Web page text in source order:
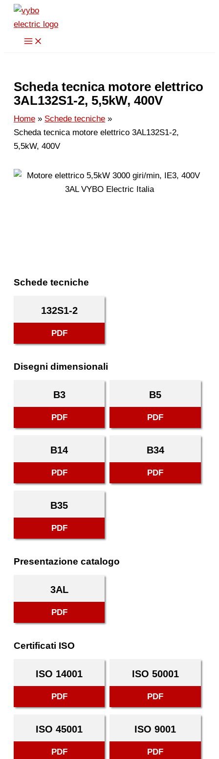
Vai
contenuto
Scheda tecnica motore elettrico
3AL132S1-2, 5,5kW, 400V
Home
Schede tecniche
Scheda tecnica motore elettrico 3AL132S1-2,
5,5kW, 400V
Schede tecniche
132S1-2
PDF
Disegni dimensionali
B3
PDF
B5
PDF
B14
PDF
B34
PDF
B35
PDF
Presentazione catalogo
3AL
PDF
Certificati ISO
ISO 14001
PDF
ISO 50001
PDF
ISO 45001
PDF
ISO 9001
PDF